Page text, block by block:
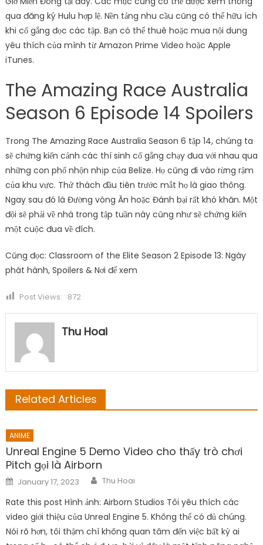
qua đăng ký Hulu hợp lệ. Nền tảng nhu cầu cũng có thể hữu ích
khi cố gắng đọc các tập. Bạn có thể thuê hoặc mua nội dung
yêu thích của mình từ Amazon Prime Video hoặc Apple
iTunes.
The Amazing Race Australia
Season 6 Episode 14 Spoilers
Trong The Amazing Race Australia Season 6 tập 14, chúng ta
sẽ chứng kiến ​​cảnh các thí sinh cố gắng chạy đua với nhau qua
những con phố nhộn nhịp của Belize. Họ cũng đi vào rừng rậm
của khu vực. Thử thách đầu tiên trước mắt họ là giao thông.
Ngay sau đó là Đường vòng Ăn hoặc Đánh bại rất khó khăn. Một
đội sẽ phải về nhà trong tập tuần này cũng như sẽ chứng kiến ​​
một cuộc đua về đích.
Cũng đọc: Classroom of the Elite Season 2 Episode 13: Ngày
phát hành, Spoilers & Nơi để xem
Post Views: 872
Thu Hoai
Related Articles
ANIME
Unreal Engine 5 Demo Video cho thấy trò chơi
Pitch gọi là Airborn
Posted
on
January 17, 2023 Author
Thu Hoai
Rate this post Hình ảnh: Airborn Studios Tôi yêu thích các
video giới thiệu của Unreal Engine 5. Không thể có đủ chúng.
Nói rõ hơn, tôi thậm chí không quan tâm đến việc bất kỳ ai